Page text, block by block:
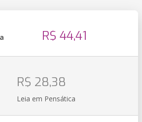
R$ 44,41
R$ 28,38
Leia em Pensática